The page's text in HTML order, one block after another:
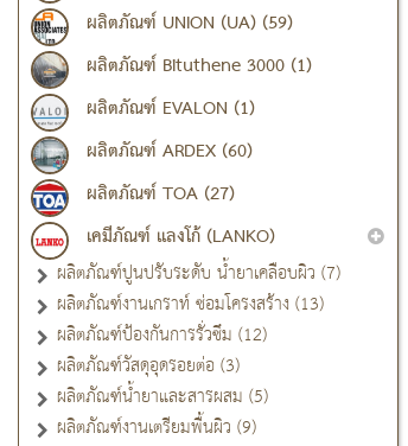
ผลิตภัณฑ์ UNION (UA) (59)
ผลิตภัณฑ์ Bituthene 3000 (1)
ผลิตภัณฑ์ EVALON (1)
ผลิตภัณฑ์ ARDEX (60)
ผลิตภัณฑ์ TOA (27)
เคมีภัณฑ์ แลงโก้ (LANKO)
ผลิตภัณฑ์ปูนปรับระดับ น้ำยาเคลือบผิว (7)
ผลิตภัณฑ์งานเกราท์ ซ่อมโครงสร้าง (13)
ผลิตภัณฑ์ป้องกันการรั่วซึม (12)
ผลิตภัณฑ์วัสดุอุดรอยต่อ (3)
ผลิตภัณฑ์น้ำยาและสารผสม (5)
ผลิตภัณฑ์งานเตรียมพื้นผิว (9)